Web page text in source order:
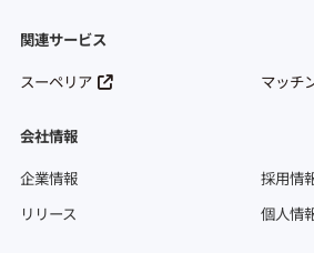
関連サービス
スーペリア
マッチ
会社情報
企業情報
採用情
リリース
個人情